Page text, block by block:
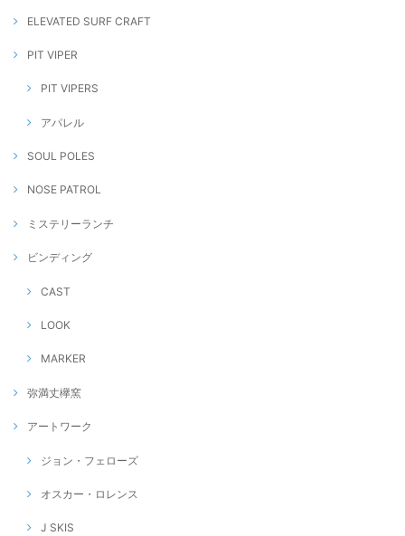
ELEVATED SURF CRAFT
PIT VIPER
PIT VIPERS
アパレル
SOUL POLES
NOSE PATROL
ミステリーランチ
ビンディング
CAST
LOOK
MARKER
弥満丈欅窯
アートワーク
ジョン・フェローズ
オスカー・ロレンス
J SKIS